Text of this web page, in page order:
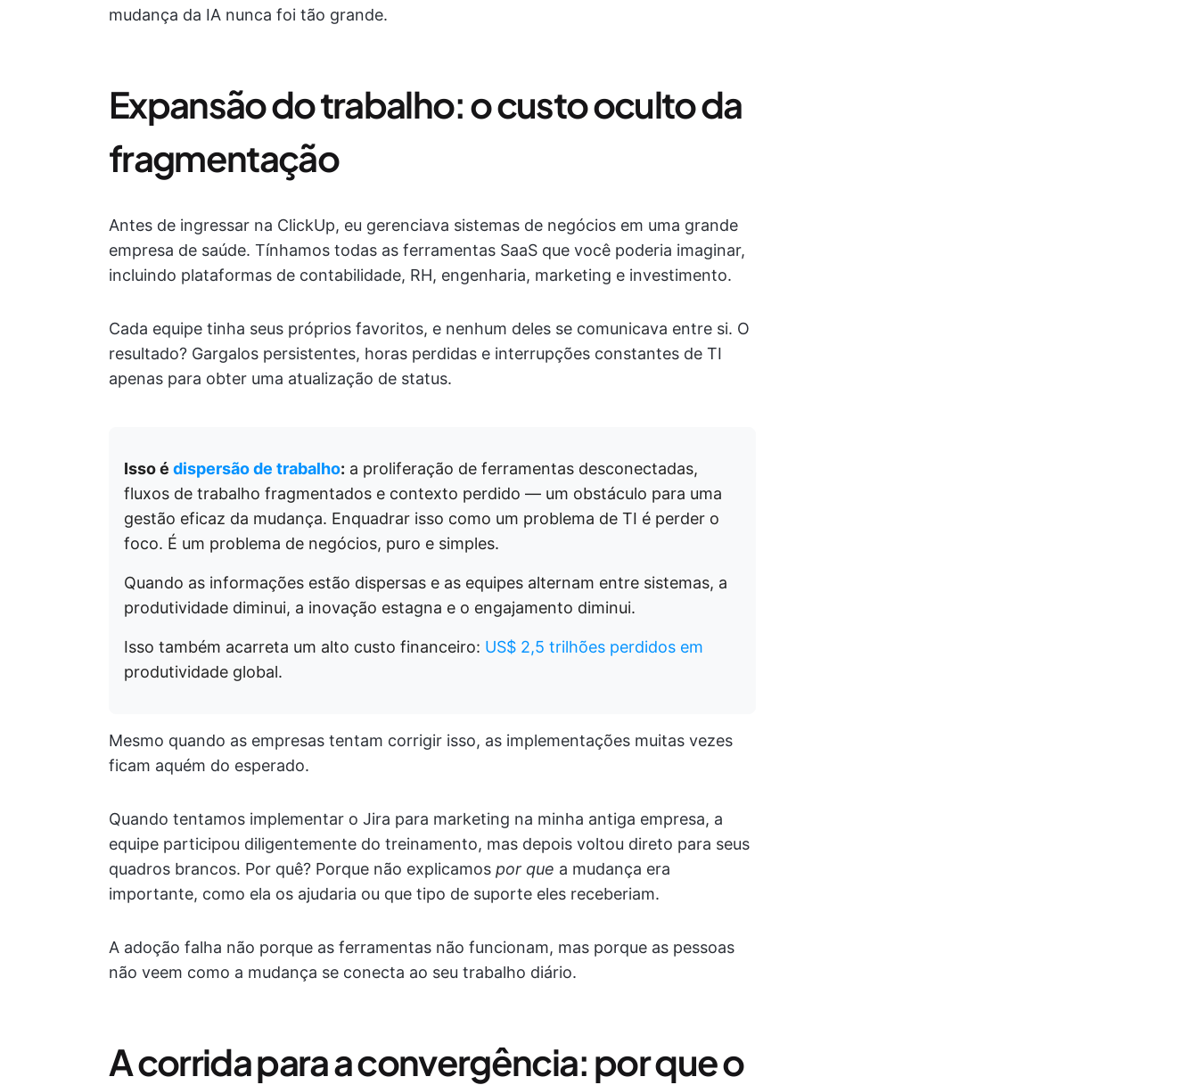
mudança da IA nunca foi tão grande.
Expansão do trabalho: o custo oculto da
fragmentação
Antes de ingressar na ClickUp, eu gerenciava sistemas de negócios em uma grande
empresa de saúde. Tínhamos todas as ferramentas SaaS que você poderia imaginar,
incluindo plataformas de contabilidade, RH, engenharia, marketing e investimento.
Cada equipe tinha seus próprios favoritos, e nenhum deles se comunicava entre si. O
resultado? Gargalos persistentes, horas perdidas e interrupções constantes de TI
apenas para obter uma atualização de status.
Isso é dispersão de trabalho: a proliferação de ferramentas desconectadas,
fluxos de trabalho fragmentados e contexto perdido — um obstáculo para uma
gestão eficaz da mudança. Enquadrar isso como um problema de TI é perder o
foco. É um problema de negócios, puro e simples.
Quando as informações estão dispersas e as equipes alternam entre sistemas, a
produtividade diminui, a inovação estagna e o engajamento diminui.
Isso também acarreta um alto custo financeiro: US$ 2,5 trilhões perdidos em
produtividade global.
Mesmo quando as empresas tentam corrigir isso, as implementações muitas vezes
ficam aquém do esperado.
Quando tentamos implementar o Jira para marketing na minha antiga empresa, a
equipe participou diligentemente do treinamento, mas depois voltou direto para seus
quadros brancos. Por quê? Porque não explicamos por que a mudança era
importante, como ela os ajudaria ou que tipo de suporte eles receberiam.
A adoção falha não porque as ferramentas não funcionam, mas porque as pessoas
não veem como a mudança se conecta ao seu trabalho diário.
A corrida para a convergência: por que o